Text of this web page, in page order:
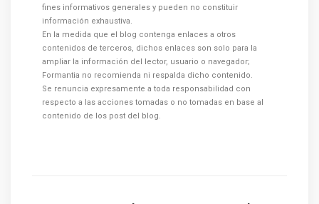
fines informativos generales y pueden no constituir
información exhaustiva.
En la medida que el blog contenga enlaces a otros
contenidos de terceros, dichos enlaces son solo para la
ampliar la información del lector, usuario o navegador;
Formantia no recomienda ni respalda dicho contenido.
Se renuncia expresamente a toda responsabilidad con
respecto a las acciones tomadas o no tomadas en base al
contenido de los post del blog.